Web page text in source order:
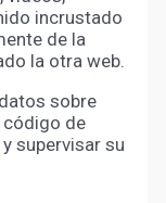
incrustado
de la
la otra web.
sobre
código de
supervisar su